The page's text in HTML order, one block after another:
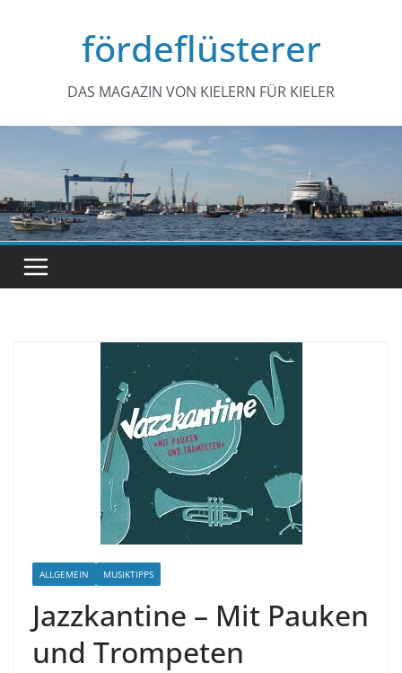
fördeflüsterer
DAS MAGAZIN VON KIELERN FÜR KIELER
ALLGEMEIN MUSIKTIPPS
Jazzkantine – Mit Pauken
und Trompeten